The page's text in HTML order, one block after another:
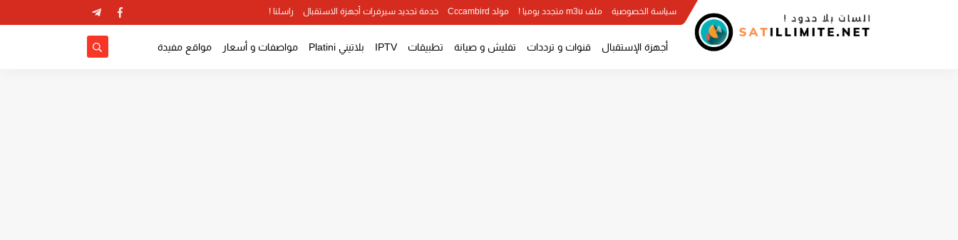
سياسة الخصوصية ملف m3u متجدد يوميا ! مولد Cccambird خدمة تجديد سيرفرات أجهزة الاستقبال راسلنا !
أجهزة الإستقبال قنوات و ترددات تفليش و صيانة تطبيقات IPTV بلاتيني Platini مواصفات و أسعار مواقع مفيدة